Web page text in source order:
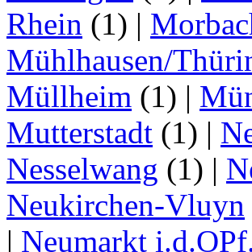
Rhein (1) |
Mühlhausen/
Müllheim (1) |
Mutterstadt (1) |
Nesselwang (1) |
Neukirchen-Vluyn
| Neumarkt